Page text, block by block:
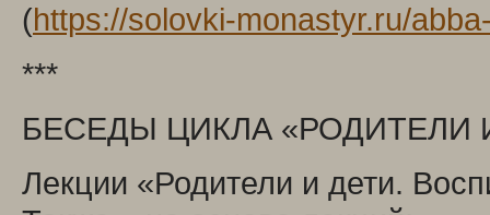
(https://solovki-monastyr.ru/
***
БЕСЕДЫ ЦИКЛА «РОДИТЕЛИ
Лекции «Родители и дети.